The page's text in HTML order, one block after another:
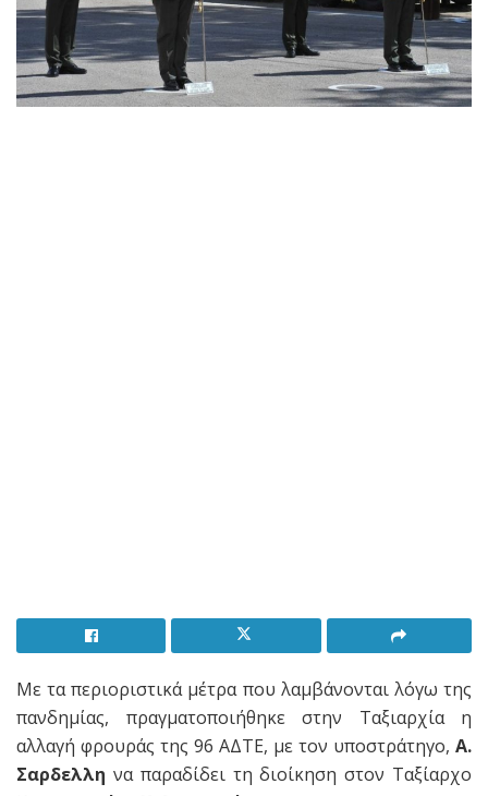
Με τα περιοριστικά μέτρα που λαμβάνονται λόγω της
πανδημίας, πραγματοποιήθηκε στην Ταξιαρχία η
αλλαγή φρουράς της 96 ΑΔΤΕ, με τον υποστράτηγο, Α.
Σαρδελλη να παραδίδει τη διοίκηση στον Ταξίαρχο